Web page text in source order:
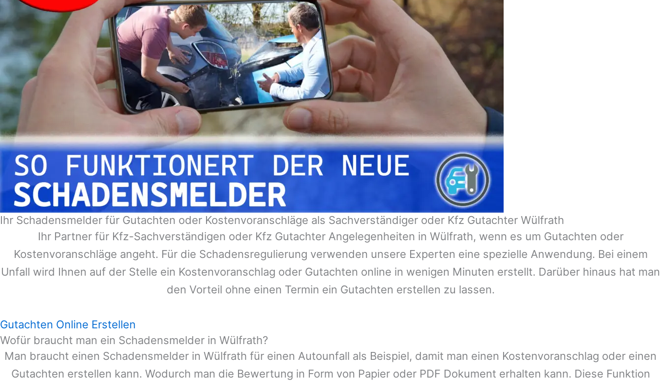
Ihr Schadensmelder für Gutachten oder Kostenvoranschläge als Sachverständiger oder Kfz Gutachter Wülfrath
Ihr Partner für Kfz-Sachverständigen oder Kfz Gutachter Angelegenheiten in Wülfrath, wenn es um Gutachten oder
Kostenvoranschläge angeht. Für die Schadensregulierung verwenden unsere Experten eine spezielle Anwendung. Bei einem
Unfall wird Ihnen auf der Stelle ein Kostenvoranschlag oder Gutachten online in wenigen Minuten erstellt. Darüber hinaus hat man
den Vorteil ohne einen Termin ein Gutachten erstellen zu lassen.
Gutachten Online Erstellen
Wofür braucht man ein Schadensmelder in Wülfrath?
Man braucht einen Schadensmelder in Wülfrath für einen Autounfall als Beispiel, damit man einen Kostenvoranschlag oder einen
Gutachten erstellen kann. Wodurch man die Bewertung in Form von Papier oder PDF Dokument erhalten kann. Diese Funktion